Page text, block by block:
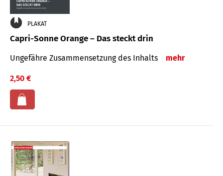
PLAKAT
Capri-Sonne Orange – Das steckt drin
Ungefähre Zu­sammen­setzung des Inhalts mehr
2,50 €